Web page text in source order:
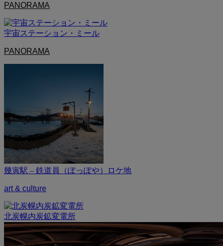
PANORAMA
宇宙ステーション・ミール
PANORAMA
幾寅駅 – 鉄道員（ぽっぽや）ロケ地
art & culture
北炭幌内炭鉱変電所